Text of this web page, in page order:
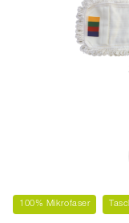
100% Mikrofaser